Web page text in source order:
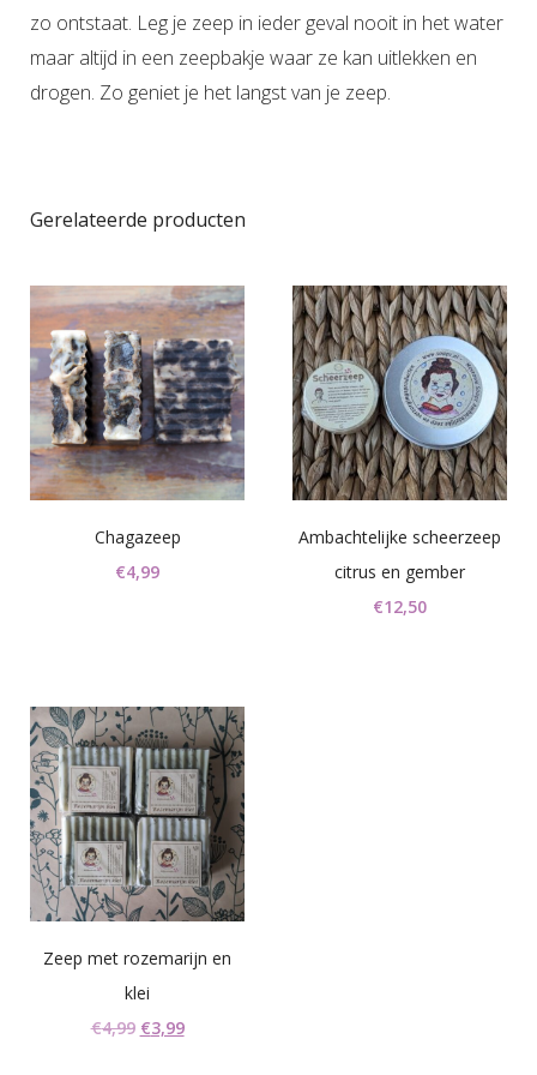
zo ontstaat. Leg je zeep in ieder geval nooit in het water
maar altijd in een zeepbakje waar ze kan uitlekken en
drogen. Zo geniet je het langst van je zeep.
Gerelateerde producten
Chagazeep
€4,99
Ambachtelijke scheerzeep
citrus en gember
€12,50
Zeep met rozemarijn en
klei
€4,99 Oorspronkelijke
€3,99Huidige